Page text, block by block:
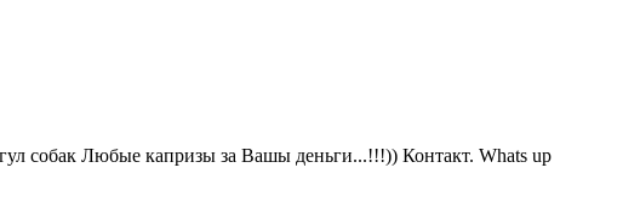
собак Любые капризы за Вашы деньги...!!!)) Контакт. Whats up